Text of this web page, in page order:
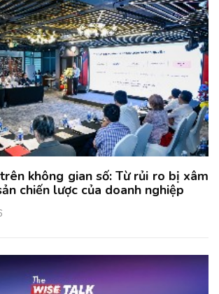
không gian số: Từ rủi ro bị xâm
chiến lược của doanh nghiệp